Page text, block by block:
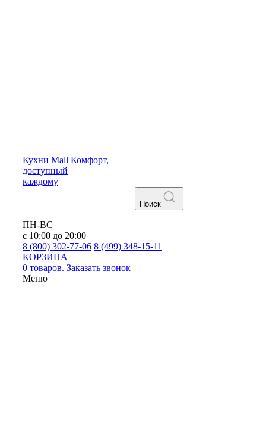
Кухни Mall Комфорт,
доступный
каждому
Поиск
ПН-ВС
с 10:00 до 20:00
8 (800) 302-77-06 8 (499) 348-15-11
КОРЗИНА
0 товаров. Заказать звонок
Меню